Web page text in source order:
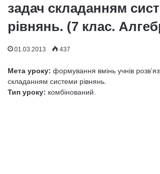
задач складанням
рівнянь. (7 клас.
01.03.2013 437
Мета уроку: формування вмінь учнів
складанням системи рівнянь.
Тип уроку: комбінований.